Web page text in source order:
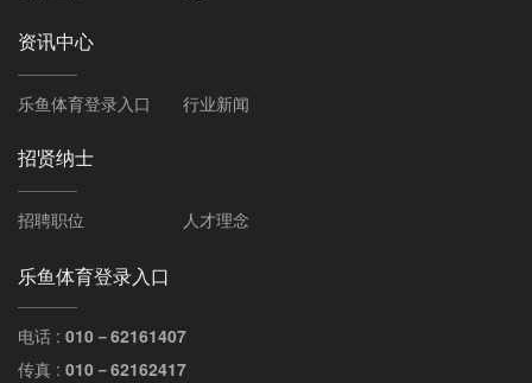
资讯中心
乐鱼体育登录入口 行业新闻
招贤纳士
招聘职位 人才理念
乐鱼体育登录入口
电话 : 010－62161407
传真 : 010－62162417